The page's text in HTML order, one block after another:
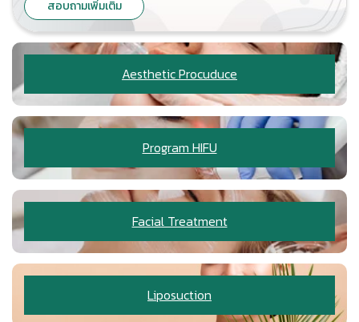
สอบถามเพิ่มเติม
Aesthetic Procuduce
Program HIFU
Facial Treatment
Liposuction